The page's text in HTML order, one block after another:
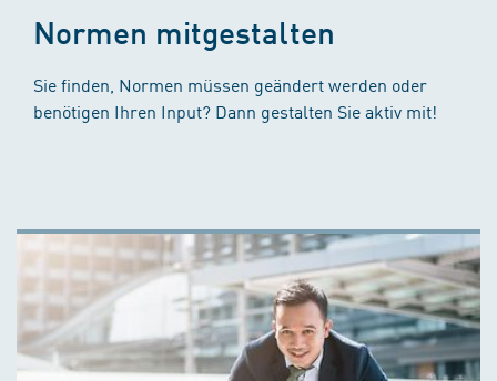
Normen mitgestalten
Sie finden, Normen müssen geändert werden oder
benötigen Ihren Input? Dann gestalten Sie aktiv mit!